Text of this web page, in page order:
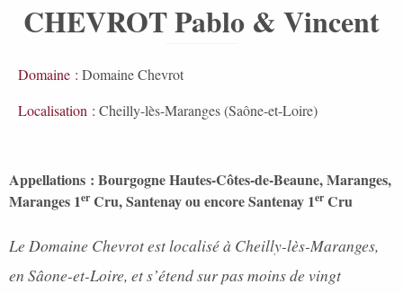
CHEVROT Pablo & Vincent
Domaine : Domaine Chevrot
Localisation : Cheilly-lès-Maranges (Saône-et-Loire)
Appellations : Bourgogne Hautes-Côtes-de-Beaune, Maranges,
Maranges 1er Cru, Santenay ou encore Santenay 1er Cru
Le Domaine Chevrot est localisé à Cheilly-lès-Maranges,
en Sâone-et-Loire, et s’étend sur pas moins de vingt